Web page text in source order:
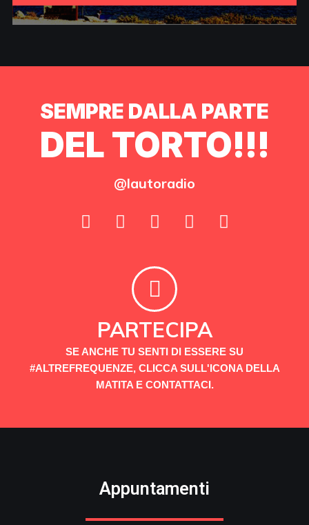
SEMPRE DALLA PARTE
DEL TORTO!!!
@lautoradio
PARTECIPA
SE ANCHE TU SENTI DI ESSERE SU
#ALTREFREQUENZE, CLICCA SULL'ICONA DELLA
MATITA E CONTATTACI.
Appuntamenti